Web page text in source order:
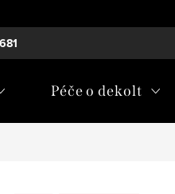
osobních údajů
Péče o dekolt